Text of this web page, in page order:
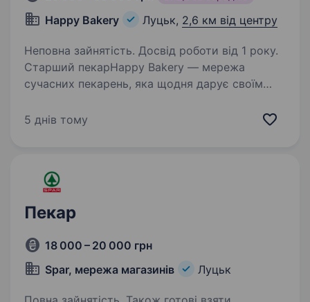
Happy Bakery Луцьк, 2,6 км від центру
Неповна зайнятість. Досвід роботи від 1 року.
Старший пекарHappy Bakery — мережа
сучасних пекарень, яка щодня дарує своїм
до нашої команди старшого пекаря. Ваші
5 днів тому
Пекар
18 000 – 20 000 грн
Spar, мережа магазинів
Луцьк